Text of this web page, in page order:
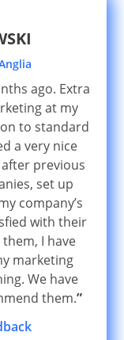
ago. Extra
at my
to standard
a very nice
previous
set up
company’s
with their
I have
marketing
We have
them.”